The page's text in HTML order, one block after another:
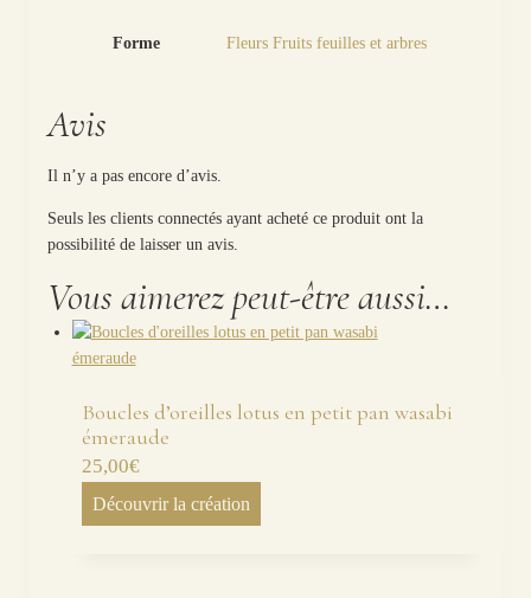
Forme Fleurs Fruits feuilles et arbres
Avis
Il n’y a pas encore d’avis.
Seuls les clients connectés ayant acheté ce produit ont la
possibilité de laisser un avis.
Vous aimerez peut-être aussi…
Boucles d’oreilles lotus en petit pan wasabi
émeraude
25,00€
Découvrir la création